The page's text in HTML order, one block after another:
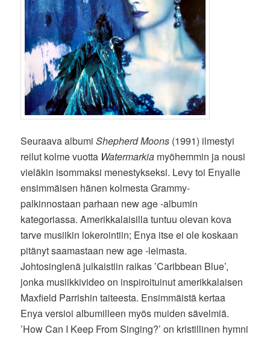
Seuraava albumiShepherd Moons (1991) ilmestyi
reilut kolme vuotta Watermarkia myöhemmin ja nousi
vieläkin isommaksi menestykseksi. Levy toi Enyalle
ensimmäisen hänen kolmesta Grammy-
palkinnostaan parhaan new age -albumin
kategoriassa. Amerikkalaisilla tuntuu olevan kova
tarve musiikin lokerointiin; Enya itse ei ole koskaan
pitänyt saamastaan new age -leimasta.
Johtosinglenä julkaistiin raikas ’Caribbean Blue’,
jonka musiikkivideo on inspiroituinut amerikkalaisen
Maxfield Parrishin taiteesta. Ensimmäistä kertaa
Enya versioi albumilleen myös muiden sävelmiä.
’How Can I Keep From Singing?’ on kristillinen hymni